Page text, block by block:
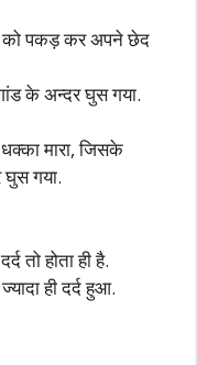
पकड़ कर अपने छेद
के अन्दर घुस गया.
मारा, जिसके
घुस गया.
तो होता ही है.
ही दर्द हुआ.